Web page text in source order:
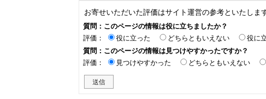
お寄せいただいた評価はサイト運営の参考といたします
質問：このページの情報は役に立ちましたか？
評価：
役に立った どちらともいえない
役に
質問：このページの情報は見つけやすかったですか？
評価：
見つけやすかった どちらともいえない